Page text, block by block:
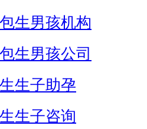
生男孩机构
生男孩公司
生子助孕
生子咨询